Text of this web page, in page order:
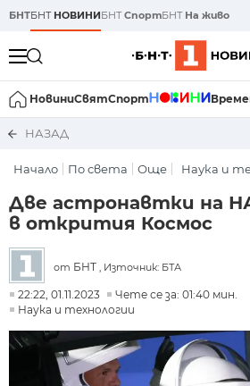
БНТБНТ НОВИНИБНТСпортБНТ На живо
НовиниСвятСпорт
НАЗАД
Начало По света Още Наука и
Две астронавтки на
в открития Космос
от БНТ , Източник: БТА
22:22, 01.11.2023
Чете се за: 01:40 мин.
Наука и технологии